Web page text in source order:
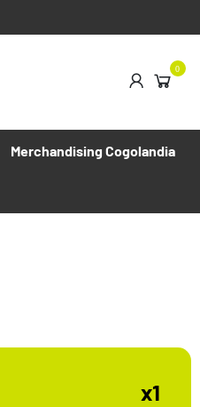
0
Merchandising Cogolandia
x1